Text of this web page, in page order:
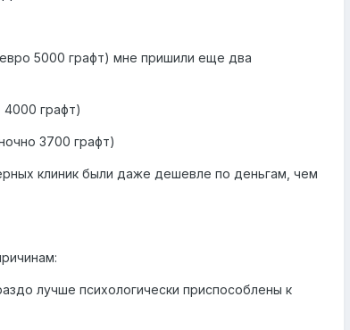
5000 графт) мне пришили еще два
4000 графт)
3700 графт)
клиник были даже дешевле по деньгам, чем
лучше психологически приспособлены к